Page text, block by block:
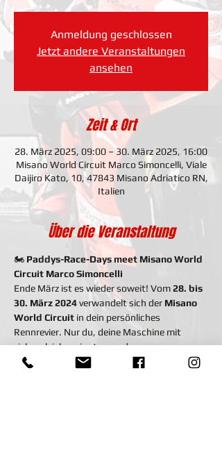
Anmeldung geschlossen
Jetzt andere Veranstaltungen
ansehen
Zeit & Ort
28. März 2025, 09:00 – 30. März 2025, 16:00
Misano World Circuit Marco Simoncelli, Viale
Daijiro Kato, 10, 47843 Misano Adriatico RN,
Italien
Über die Veranstaltung
🏍 Paddys-Race-Days meet Misano World
Circuit Marco Simoncelli
Ende März ist es wieder soweit! Vom 28. bis
30. März 2024 verwandelt sich der Misano
World Circuit in dein persönliches
Rennrevier. Nur du, deine Maschine mit
vielen gleichgesinnten  und pure
Rennstrecken-Action! 🔥